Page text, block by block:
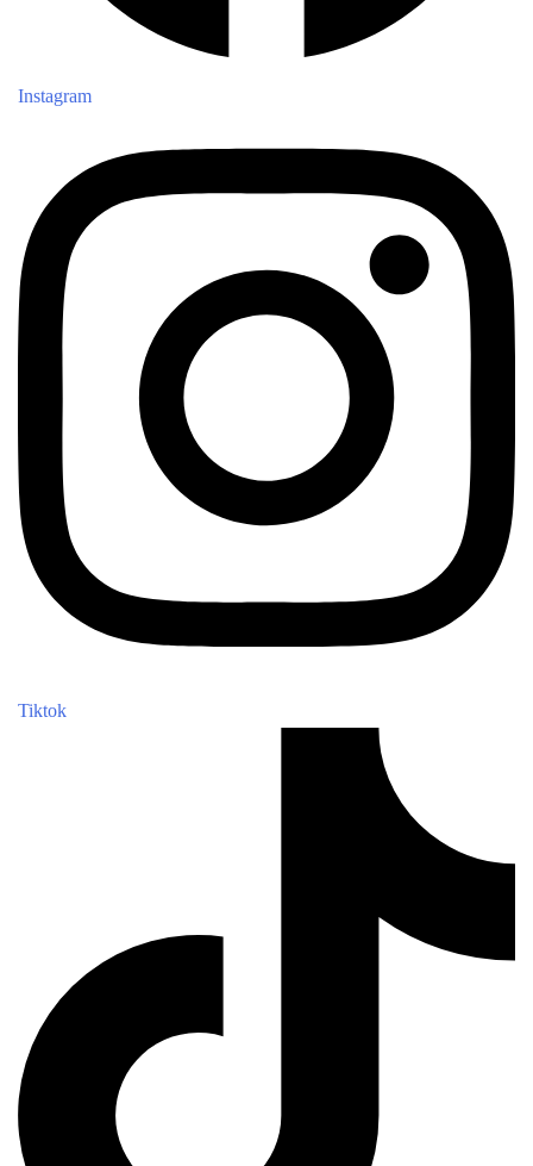
Instagram
Tiktok